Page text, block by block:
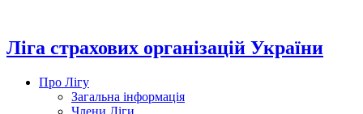
вмісту
Ліга страхових організацій України
Про Лігу
Загальна інформація
Члени Ліги